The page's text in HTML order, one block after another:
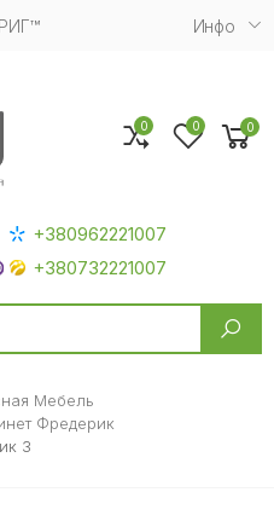
Инфо
+380962221007
+380732221007
0 0 0
Мебель
Фредерик
3